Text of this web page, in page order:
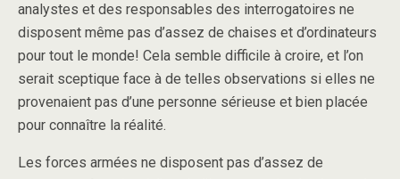
analystes et des responsables des interrogatoires ne
disposent même pas d’assez de chaises et d’ordinateurs
pour tout le monde! Cela semble difficile à croire, et l’on
serait sceptique face à de telles observations si elles ne
provenaient pas d’une personne sérieuse et bien placée
pour connaître la réalité.
Les forces armées ne disposent pas d’assez de